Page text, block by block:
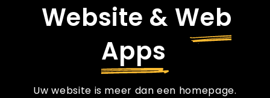
Website & Web
Apps
Uw website is meer dan een homepage.